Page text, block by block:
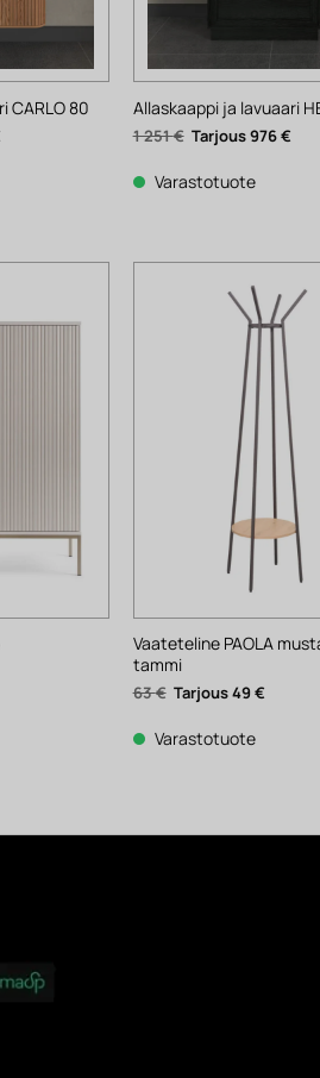
CARLO 80 Allaskaappi ja lavuaari
1 251€ Alkuperäinen
hinta
1
251 €.
976€
Varastotuote
Vaateteline PAOLA
tammi
63€ Alkuperäinen
hinta
63 €.
49€
Varastotuote